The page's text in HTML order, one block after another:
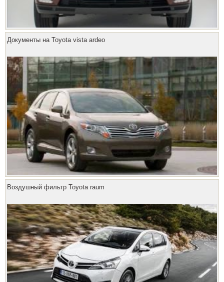
Документы на Toyota vista ardeo
Воздушный фильтр Toyota raum